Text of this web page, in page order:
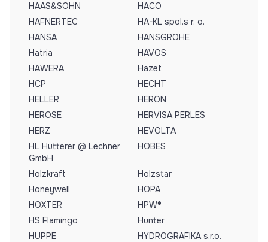
HAAS&SOHN
HACO
HAFNERTEC
HA-KL spol.s r. o.
HANSA
HANSGROHE
Hatria
HAVOS
HAWERA
Hazet
HCP
HECHT
HELLER
HERON
HEROSE
HERVISA PERLES
HERZ
HEVOLTA
HL Hutterer @ Lechner
GmbH
HOBES
Holzkraft
Holzstar
Honeywell
HOPA
HOXTER
HPW®
HS Flamingo
Hunter
HUPPE
HYDROGRAFIKA s.r.o.